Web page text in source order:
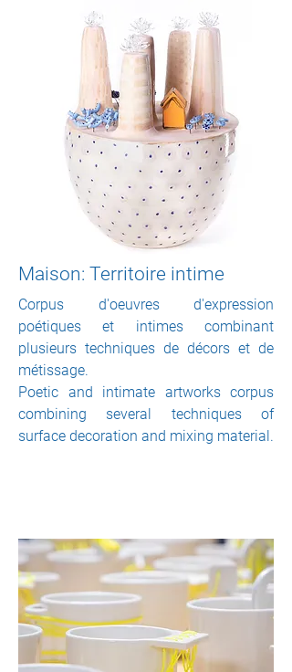
Maison: Territoire intime
Corpus d'oeuvres d'expression
poétiques et intimes combinant
plusieurs techniques de décors et de
métissage.
Poetic and intimate artworks corpus
combining several techniques of
surface decoration and mixing material.